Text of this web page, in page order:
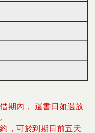
期內， 還書日如遇放
，可於到期日前五天